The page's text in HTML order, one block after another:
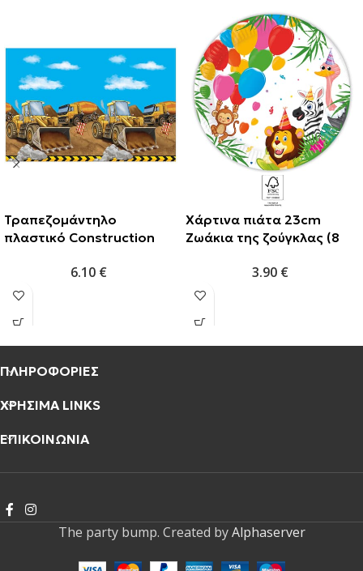
Τραπεζομάντηλο
πλαστικό Construction
6.10 €
Χάρτινα πιάτα 23cm
Ζωάκια της ζούγκλας (8
3.90 €
ΠΛΗΡΟΦΟΡΙΕΣ
ΧΡΗΣΙΜΑ LINKS
ΕΠΙΚΟΙΝΩΝΙΑ
The party bump. Created byAlphaserver